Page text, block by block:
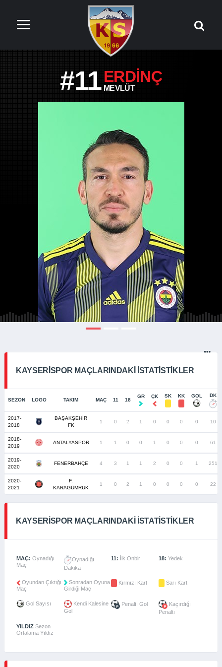
#11ERDINÇ
MEVLÜT
KAYSERISPOR MAÇLARINDAKI İSTATISTIKLER
SEZON LOGO TAKIM MAÇ 11 18
GR ÇK SK KK GOL DK
2017-
2018
BAŞAKŞEHİR
FK
1 0 2 1 0 0 0 0 10
2018-
2019
ANTALYASPOR 1 1 0 0 1 0 0 0 61
2019-
2020
FENERBAHÇE 4 3 1 1 2 0 0 1 251
2020-
2021
F.
KARAGÜMRÜK
1 0 2 1 0 0 0 0 22
KAYSERISPOR MAÇLARINDAKI İSTATISTIKLER
MAÇ: Oynadığı
Maç
Oynadığı
Dakika
11: İlk Onbir 18: Yedek
Oyundan Çıktığı
Maç
Sonradan Oyuna
Girdiği Maç
Kırmızı Kart Sarı Kart
Gol Sayısı
Kendi Kalesine
Gol
Penaltı Gol
Kaçırdığı
Penaltı
YILDIZ Sezon
Ortalama Yıldız